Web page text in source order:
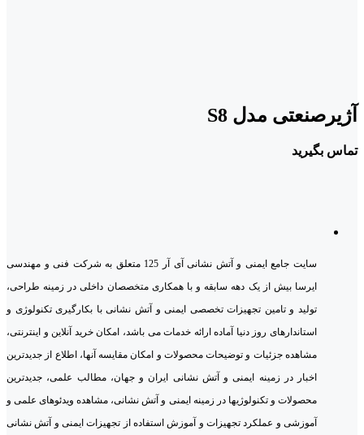
آژیرصنعتی مدل S8
تماس بگیرید
سایت جامع ایمنی و آتش نشانی آی آر 125 متعلق به شرکت فنی و مهندسی
ایرسا بیش از یک دهه سابقه و با همکاری متخصصان داخلی در زمینه طراحی،
تولید و تامین تجهیزات تخصصی ایمنی و آتش نشانی با بکارگیری تکنولوژی و
استاندارهای روز دنیا آماده ارائه خدمات می باشد، امکان خرید آنلاین و اینترنتی،
مشاهده جزئیات و توضیحات محصولات و امکان مقایسه آنها، اطلاع از جدیدترین
اخبار در زمینه ایمنی و آتش نشانی ایران و جهان، مطالب علمی، جدیدترین
محصولات و تکنولوژیها در زمینه ایمنی و آتش نشانی، مشاهده ویدئوهای علمی و
آموزشی و عملکرد تجهیزات و آموزش استفاده از تجهیزات ایمنی و آتش نشانی